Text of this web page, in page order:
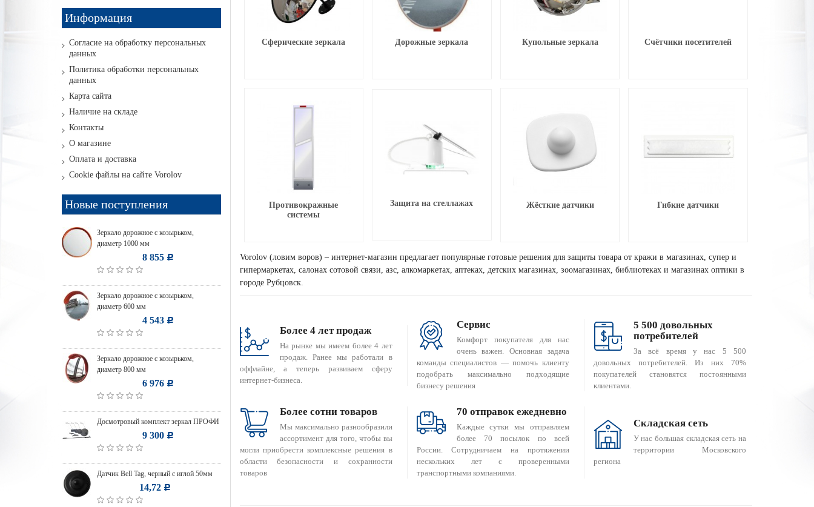
Информация
Согласие на обработку персональных
данных
Политика обработки персональных
данных
Карта сайта
Наличие на складе
Контакты
О магазине
Оплата и доставка
Cookie файлы на сайте Vorolov
Новые поступления
Зеркало дорожное с козырьком,
диаметр 1000 мм
8 855 Р
Зеркало дорожное с козырьком,
диаметр 600 мм
4 543 Р
Зеркало дорожное с козырьком,
диаметр 800 мм
6 976 Р
Досмотровый комплект зеркал ПРОФИ
9 300 Р
Датчик Bell Tag, черный с иглой 50мм
14,72 Р
Сферические зеркала Дорожные зеркала Купольные зеркала Счётчики посетителей
Противокражные
системы
Защита на стеллажах Жёсткие датчики Гибкие датчики
Vorolov (ловим воров) – интернет-магазин предлагает популярные готовые решения для защиты товара от кражи в магазинах, супер и
гипермаркетах, салонах сотовой связи, азс, алкомаркетах, аптеках, детских магазинах, зоомагазинах, библиотеках и магазинах оптики в
городе Рубцовск.
Более 4 лет продаж
На рынке мы имеем более 4 лет
продаж. Ранее мы работали в
оффлайне, а теперь развиваем сферу
интернет-бизнеса.
Сервис
Комфорт покупателя для нас
очень важен. Основная задача
команды специалистов — помочь клиенту
подобрать максимально подходящие
бизнесу решения
5 500 довольных
потребителей
За всё время у нас 5 500
довольных потребителей. Из них 70%
покупателей становятся постоянными
клиентами.
Более сотни товаров
Мы максимально разнообразили
ассортимент для того, чтобы вы
могли приобрести комплексные решения в
области безопасности и сохранности
товаров
70 отправок ежедневно
Каждые сутки мы отправляем
более 70 посылок по всей
России. Сотрудничаем на протяжении
нескольких лет с проверенными
транспортными компаниями.
Складская сеть
У нас большая складская сеть на
территории Московского
региона